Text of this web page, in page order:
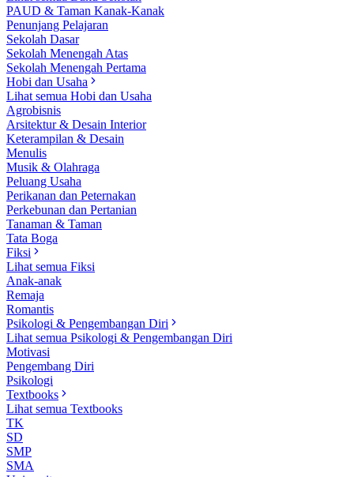
PAUD & Taman Kanak-Kanak
Penunjang Pelajaran
Sekolah Dasar
Sekolah Menengah Atas
Sekolah Menengah Pertama
Hobi dan Usaha
Lihat semua Hobi dan Usaha
Agrobisnis
Arsitektur & Desain Interior
Keterampilan & Desain
Menulis
Musik & Olahraga
Peluang Usaha
Perikanan dan Peternakan
Perkebunan dan Pertanian
Tanaman & Taman
Tata Boga
Fiksi
Lihat semua Fiksi
Anak-anak
Remaja
Romantis
Psikologi & Pengembangan Diri
Lihat semua Psikologi & Pengembangan Diri
Motivasi
Pengembang Diri
Psikologi
Textbooks
Lihat semua Textbooks
TK
SD
SMP
SMA